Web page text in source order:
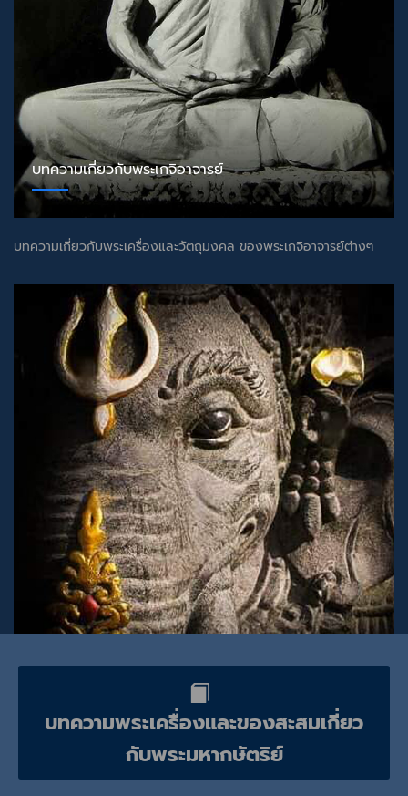
บทความเกี่ยวกับพระเกจิอาจารย์
บทความเกี่ยวกับพระเครื่องและวัตถุมงคล ของพระเกจิอาจารย์ต่างๆ
บทความเกี่ยวกับเทพเจ้าและสิ่งศักดิ์สิทธิ์
บทความเกี่ยวกับพระเครื่องและวัตถุมงคล ของเทพเจ้าและสิ่งศักดิ์สิทธิ์
บทความพระเครื่องและของสะสมเกี่ยว
กับพระมหากษัตริย์